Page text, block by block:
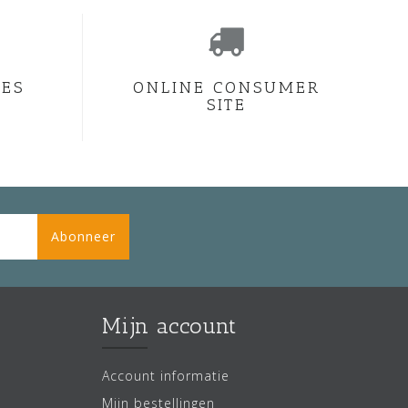
ONLINE CONSUMER
SITE
Abonneer
Mijn account
Account informatie
Mijn bestellingen